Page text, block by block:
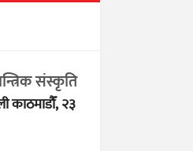
संस्कृति
काठमाडौँ, २३